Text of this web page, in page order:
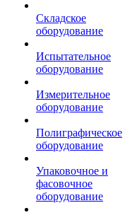
Складское
оборудование
Испытательное
оборудование
Измерительное
оборудование
Полиграфическое
оборудование
Упаковочное и
фасовочное
оборудование